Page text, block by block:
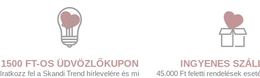
1500 FT-OS ÜDVÖZLŐKUPON
Iratkozz fel a Skandi Trend hírlevelére és mi
INGYENES
45.000 Ft feletti rendelések